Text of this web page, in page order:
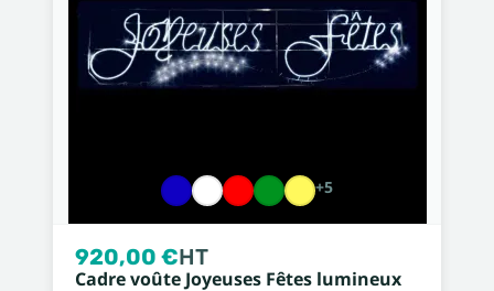
+5
920,00 €HT
Cadre voûte Joyeuses Fêtes lumineux